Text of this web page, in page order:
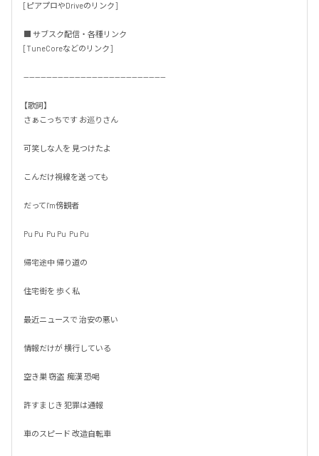
[ピアプロやDriveのリンク]
■ サブスク配信・各種リンク
[TuneCoreなどのリンク]
--------------------------------------------------
【歌詞】
さぁこっちです お巡りさん
可笑しな人を 見つけたよ
こんだけ視線を送っても
だってI'm傍観者
Pu Pu  Pu Pu  Pu Pu
帰宅途中 帰り道の
住宅街を 歩く私
最近ニュースで 治安の悪い
情報だけが 横行している
空き巣 窃盗  痴漢 恐喝
許すまじき 犯罪は通報
車のスピード 改造自転車